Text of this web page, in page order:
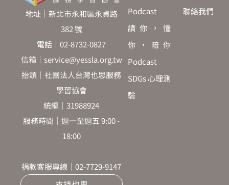
Podcast
讀你，懂
你，陪你
Podcast
SDGs 心理測
驗
地址｜新北市永和區永貞路
382 號
電話｜02-8732-0827
信箱｜service@yessla.org.tw
抬頭｜社團法人台灣也思服務
學習協會
統編｜31988924
服務時間｜週一至週五 9:00 -
18:00
捐款客服專線｜02-7729-9147
聯絡我們